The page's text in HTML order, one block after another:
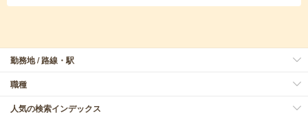
勤務地 / 路線・駅
職種
人気の検索インデックス